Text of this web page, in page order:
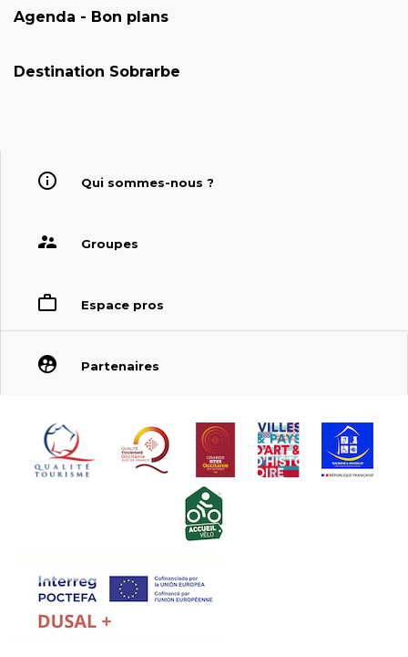
Agenda - Bon plans
Destination Sobrarbe
Qui sommes-nous ?
Groupes
Espace pros
Partenaires